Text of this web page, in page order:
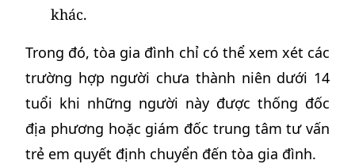
khác.
Trong đó, tòa gia đình chỉ có thể xem xét các
trường hợp người chưa thành niên dưới 14
tuổi khi những người này được thống đốc
địa phương hoặc giám đốc trung tâm tư vấn
trẻ em quyết định chuyển đến tòa gia đình.